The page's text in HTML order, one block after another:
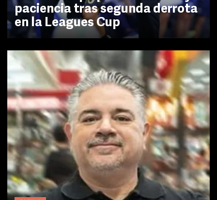
paciencia tras segunda derrota
en la Leagues Cup